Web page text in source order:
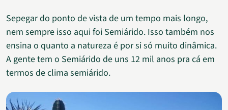
Sepegar do ponto de vista de um tempo mais longo,
nem sempre isso aqui foi Semiárido. Isso também nos
ensina o quanto a natureza é por si só muito dinâmica.
A gente tem o Semiárido de uns 12 mil anos pra cá em
termos de clima semiárido.